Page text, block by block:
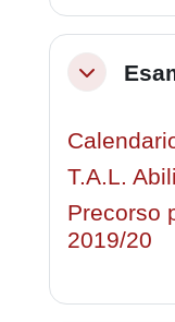
Minimizza
T.A.L.
Precorso
2019/20